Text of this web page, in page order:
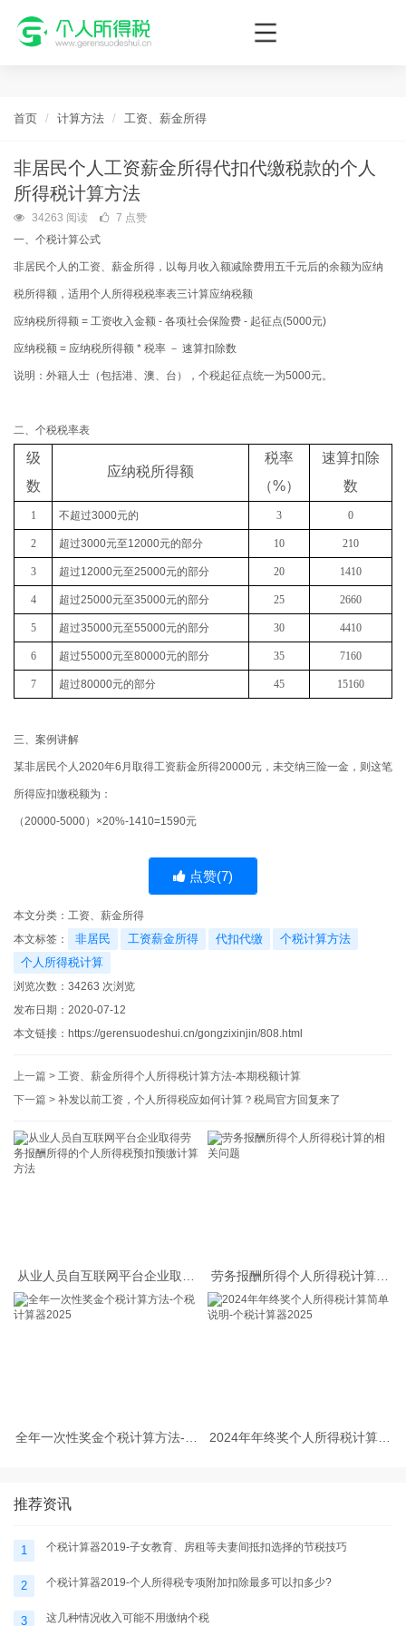
个人所得税网，最新个税资讯平台，您的个税管理专家！
首页 计算方法 工资、薪金所得
非居民个人工资薪金所得代扣代缴税款的个人
所得税计算方法
34263 阅读
7 点赞
一、个税计算公式
非居民个人的工资、薪金所得，以每月收入额减除费用五千元后的余额为应纳
税所得额，适用个人所得税税率表三计算应纳税额
应纳税所得额 = 工资收入金额 - 各项社会保险费 - 起征点(5000元)
应纳税额 = 应纳税所得额 * 税率 － 速算扣除数
说明：外籍人士（包括港、澳、台），个税起征点统一为5000元。
二、个税税率表
级
数
应纳税所得额
税率
（%）
速算扣除
数
1 不超过3000元的 3 0
2 超过3000元至12000元的部分 10 210
3 超过12000元至25000元的部分 20 1410
4 超过25000元至35000元的部分 25 2660
5 超过35000元至55000元的部分 30 4410
6 超过55000元至80000元的部分 35 7160
7 超过80000元的部分 45 15160
三、案例讲解
某非居民个人2020年6月取得工资薪金所得20000元，未交纳三险一金，则这笔
所得应扣缴税额为：
（20000-5000）×20%-1410=1590元
点赞(7)
本文分类： 工资、薪金所得
本文标签：
非居民 工资薪金所得 代扣代缴
个税计算方法
个人所得税计算
浏览次数： 34263 次浏览
发布日期：2020-07-12
本文链接： https://gerensuodeshui.cn/gongzixinjin/808.html
上一篇 > 工资、薪金所得个人所得税计算方法-本期税额计算
下一篇 > 补发以前工资，个人所得税应如何计算？税局官方回复来了
从业人员自互联网平台企业取得
劳务报酬所得的个人所得税预扣
预缴计算方法
劳务报酬所得个人所得税计算的
全年一次性奖金个税计算方法-个
2024年年终奖个人所得税计算简
推荐资讯
1 个税计算器2019-子女教育、房租等夫妻间抵扣选择的节税技巧
2 个税计算器2019-个人所得税专项附加扣除最多可以扣多少?
3 这几种情况收入可能不用缴纳个税